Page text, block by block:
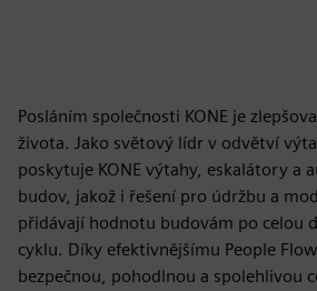
Posláním společnosti KONE je
života. Jako světový lídr v odvětví
poskytuje KONE výtahy, eskalátory a
budov, jakož i řešení pro údržbu a
přidávají hodnotu budovám po celou
cyklu. Díky efektivnějšímu People
bezpečnou, pohodlnou a spolehlivou